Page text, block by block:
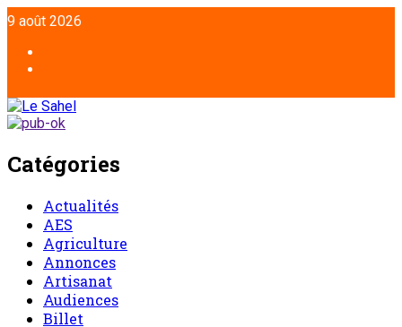
9 août 2026
Catégories
Actualités
AES
Agriculture
Annonces
Artisanat
Audiences
Billet